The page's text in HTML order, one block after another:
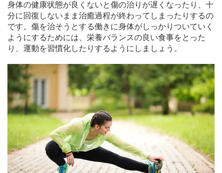
身体の健康状態が良くないと傷の治りが遅くなったり、十
分に回復しないまま治癒過程が終わってしまったりするの
です。傷を治そうとする働きに身体がしっかりついていく
ようにするためには、栄養バランスの良い食事をとった
り、運動を習慣化したりするようにしましょう。